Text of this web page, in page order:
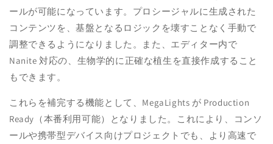
ールが可能になっています。プロシージャルに生成された
コンテンツを、基盤となるロジックを壊すことなく手動で
調整できるようになりました。また、エディター内で
Nanite 対応の、生物学的に正確な植生を直接作成すること
もできます。
これらを補完する機能として、MegaLights が Production
Ready（本番利用可能）となりました。これにより、コンソ
ールや携帯型デバイス向けプロジェクトでも、より高速で